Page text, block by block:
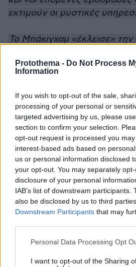
Protothema - Do Not Process
Information
If you wish to opt-out of the sale,
processing of your personal or
targeted advertising by us, please
section to confirm your selection.
opt-out request is processed you
interest-based ads based on
us or personal information disclosed
your opt-out. You may separately
disclosure of your personal
IAB’s list of downstream participants.
also be disclosed by us to third
Downstream Participants that may
Please note that this website/app
not limited to your visit or usage
Personal Data Processing Opt
I want to opt-out of the Sharing
εκτιμούν οι μυστικές
Το Μπάκιγχαμ «έκλεισε»
κακοποίησης της Βιρτζίνια
πρίγκιπα Άντριου με 7 εκατ.
Ειδική άδεια ασθενείας
Ηλεκτρονική αίτηση στον
χορήγηση
Σχετικά Άρθρα
Ακολουθήστε το protothema.gr
και μάθετε πρώτοι όλες τις
Δείτε όλες τις τελευταίες
και τον Κόσμο, τη στιγμή που
Protothema.gr